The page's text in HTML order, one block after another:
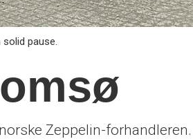
pause.
Zeppelin-forhandleren.